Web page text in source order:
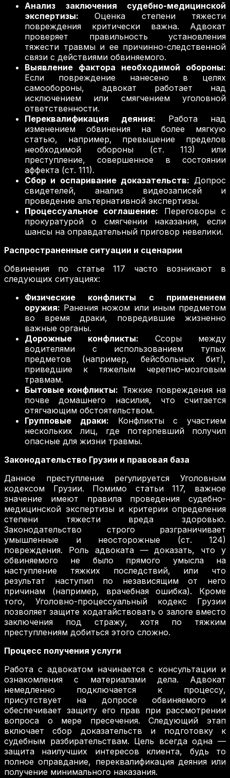
Анализ заключения судебно-медицинской
экспертизы: Оценка степени тяжести
повреждения критически важна. Адвокат
проверяет правильность установления
тяжести травмы и ее причинно-следственной
связи с действиями обвиняемого.
Выявление фактора необходимой обороны:
Если повреждение нанесено в целях
самообороны, адвокат работает над
исключением или смягчением уголовной
ответственности.
Переквалификация деяния: Работа над
изменением обвинения на более мягкую
статью, например, превышение пределов
необходимой обороны (ст. 113) или
преступление, совершенное в состоянии
аффекта (ст. 111).
Сбор и оспаривание доказательств: Допрос
свидетелей, анализ видеозаписей и
проведение альтернативной экспертизы.
Процессуальное соглашение: Переговоры с
прокуратурой о смягчении наказания, если
шансы на оправдательный приговор невелики.
Распространенные ситуации и сценарии
Обвинения по статье 117 часто возникают в
следующих ситуациях:
Физические конфликты с применением
оружия: Ранения ножом или иным предметом
во время драки, повредившие жизненно
важные органы.
Дорожные конфликты: Ссоры между
водителями с использованием тупых
предметов (например, бейсбольных бит),
приведшие к тяжелым черепно-мозговым
травмам.
Бытовые конфликты: Тяжкие повреждения на
почве домашнего насилия, что считается
отягчающим обстоятельством.
Групповые драки: Конфликты с участием
нескольких лиц, где потерпевший получил
опасные для жизни травмы.
Законодательство Грузии и правовая база
Данное преступление регулируется Уголовным
кодексом Грузии. Помимо статьи 117, важное
значение имеют правила проведения судебно-
медицинской экспертизы и критерии определения
степени тяжести вреда здоровью.
Законодательство строго разграничивает
умышленные и неосторожные (ст. 124)
повреждения. Роль адвоката — доказать, что у
обвиняемого не было прямого умысла на
наступление тяжких последствий, или что
результат наступил по независящим от него
причинам (например, врачебная ошибка). Кроме
того, Уголовно-процессуальный кодекс Грузии
позволяет защите ходатайствовать о залоге вместо
заключения под стражу, хотя по тяжким
преступлениям добиться этого сложно.
Процесс получения услуги
Работа с адвокатом начинается с консультации и
ознакомления с материалами дела. Адвокат
немедленно подключается к процессу,
присутствует на допросе обвиняемого и
обеспечивает защиту его прав при рассмотрении
вопроса о мере пресечения. Следующий этап
включает сбор доказательств и подготовку к
судебным разбирательствам. Цель всегда одна —
защита наилучших интересов клиента, будь то
полное оправдание, переквалификация деяния или
получение минимального наказания.